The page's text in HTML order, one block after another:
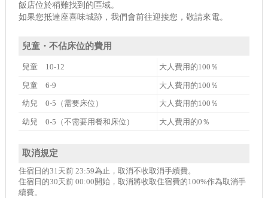
飯店位於稍難找到的區域。
如果您抵達座喜味城跡，我們會前往迎接您，敬請來電。
兒童・不佔床位的費用
兒童 10-12 大人費用的100％
兒童 6-9 大人費用的100％
幼兒 0-5（需要床位） 大人費用的100％
幼兒 0-5（不需要用餐和床位） 大人費用的0％
取消規定
住宿日的31天前 23:59為止，取消不收取消手續費。
住宿日的30天前 00:00開始，取消將收取住宿費的100%作為取消手
續費。